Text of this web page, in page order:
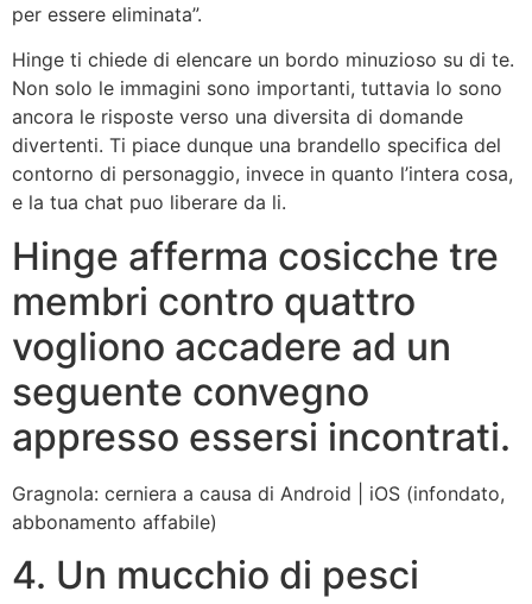
per essere eliminata”.
Hinge ti chiede di elencare un bordo minuzioso su di te.
Non solo le immagini sono importanti, tuttavia lo sono
ancora le risposte verso una diversita di domande
divertenti. Ti piace dunque una brandello specifica del
contorno di personaggio, invece in quanto l’intera cosa,
e la tua chat puo liberare da li.
Hinge afferma cosicche tre
membri contro quattro
vogliono accadere ad un
seguente convegno
appresso essersi incontrati.
Gragnola: cerniera a causa di Android | iOS (infondato,
abbonamento affabile)
4. Un mucchio di pesci